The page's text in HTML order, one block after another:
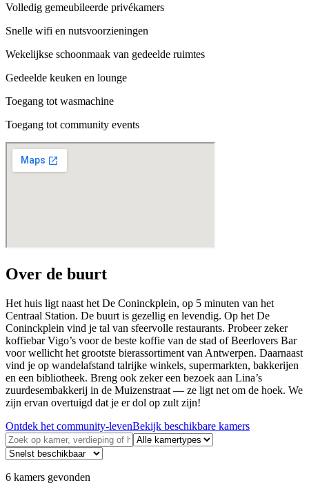
Volledig gemeubileerde privékamers
Snelle wifi en nutsvoorzieningen
Wekelijkse schoonmaak van gedeelde ruimtes
Gedeelde keuken en lounge
Toegang tot wasmachine
Toegang tot community events
Over de buurt
Het huis ligt naast het De Coninckplein, op 5 minuten van het
Centraal Station. De buurt is gezellig en levendig. Op het De
Coninckplein vind je tal van sfeervolle restaurants. Probeer zeker
koffiebar Vigo’s voor de beste koffie van de stad of Beerlovers Bar
voor wellicht het grootste bierassortiment van Antwerpen. Daarnaast
vind je op wandelafstand talrijke winkels, supermarkten, bakkerijen
en een bibliotheek. Breng ook zeker een bezoek aan Lina’s
zuurdesembakkerij in de Muizenstraat — ze ligt net om de hoek. We
zijn ervan overtuigd dat je er dol op zult zijn!
Ontdek het community-levenBekijk beschikbare kamers
6 kamers gevonden